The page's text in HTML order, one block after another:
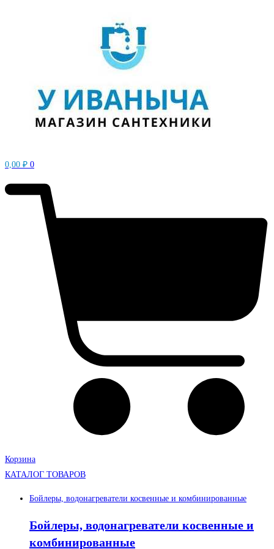
0,00 ₽ 0
Корзина
КАТАЛОГ ТОВАРОВ
Бойлеры, водонагреватели косвенные и комбинированные
Бойлеры, водонагреватели косвенные и
комбинированные